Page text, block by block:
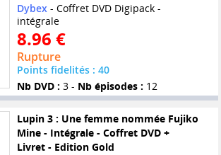
Dybex- Coffret DVD Digipack -
intégrale
8.96 €
Rupture
Points fidelités : 40
Nb DVD : 3 - Nb épisodes : 12
Lupin 3 : Une femme nommée Fujiko
Mine - Intégrale - Coffret DVD +
Livret - Edition Gold